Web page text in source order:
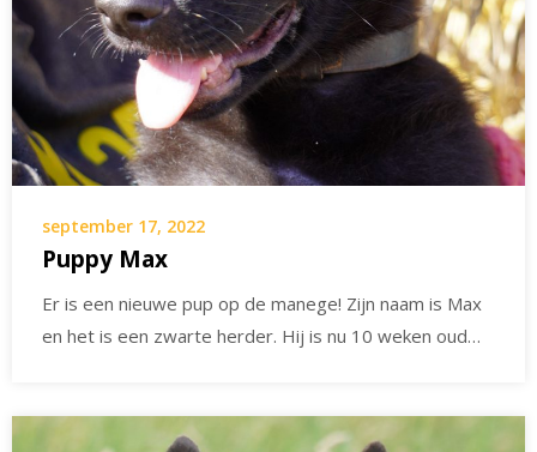
september 17, 2022
Puppy Max
Er is een nieuwe pup op de manege! Zijn naam is Max
en het is een zwarte herder. Hij is nu 10 weken oud…